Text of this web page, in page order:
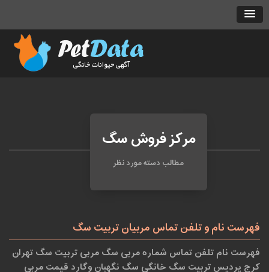
مرکز فروش سگ
مطالب دسته مورد نظر
فهرست نام و تلفن تماس مربیان تربیت سگ
فهرست نام تلفن تماس شماره مربی سگ مربی تربیت سگ تهران
کرج پردیس تربیت سگ خانگی سگ نگهبان وگارد قیمت مربی